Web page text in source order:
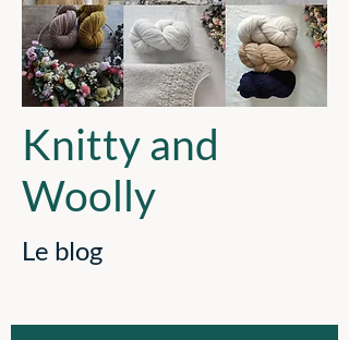
Knitty and
Woolly
Le blog